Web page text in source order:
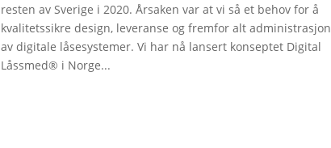
resten av Sverige i 2020. Årsaken var at vi så et behov for å
kvalitetssikre design, leveranse og fremfor alt administrasjon
av digitale låsesystemer. Vi har nå lansert konseptet Digital
Låssmed® i Norge...